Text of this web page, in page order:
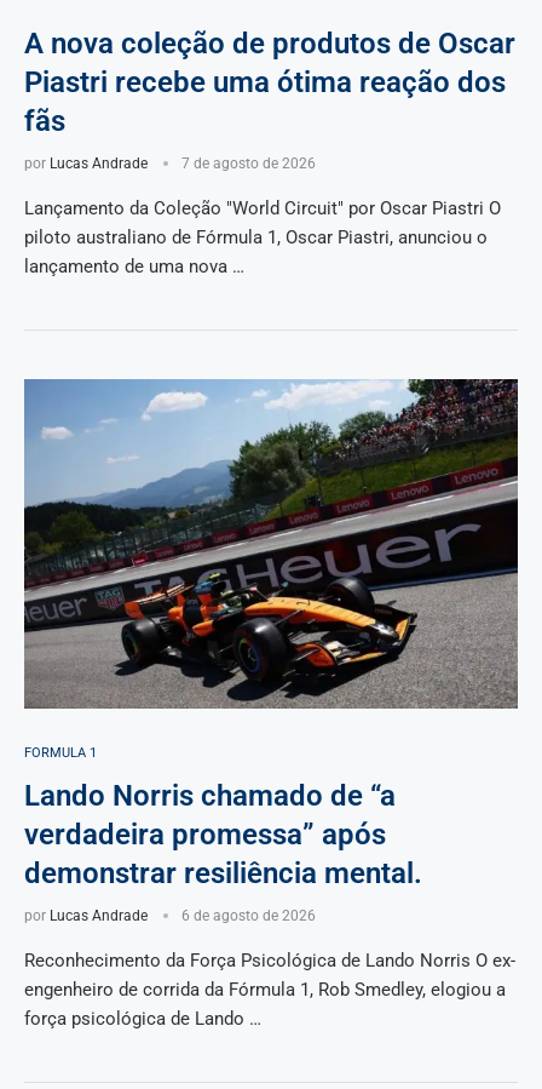
A nova coleção de produtos de Oscar
Piastri recebe uma ótima reação dos
fãs
por Lucas Andrade 7 de agosto de 2026
Lançamento da Coleção "World Circuit" por Oscar Piastri O
piloto australiano de Fórmula 1, Oscar Piastri, anunciou o
lançamento de uma nova …
FORMULA 1
Lando Norris chamado de “a
verdadeira promessa” após
demonstrar resiliência mental.
por Lucas Andrade 6 de agosto de 2026
Reconhecimento da Força Psicológica de Lando Norris O ex-
engenheiro de corrida da Fórmula 1, Rob Smedley, elogiou a
força psicológica de Lando …